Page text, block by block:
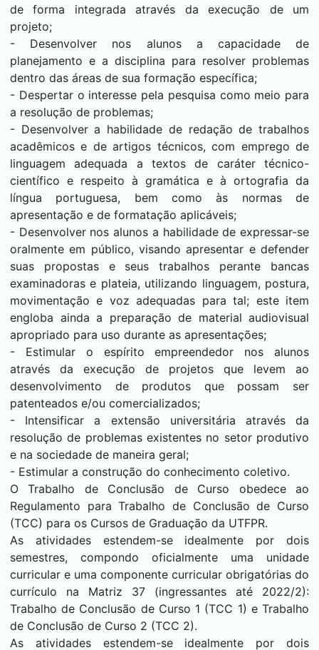
de forma integrada através da execução de um
projeto;
- Desenvolver nos alunos a capacidade de
planejamento e a disciplina para resolver problemas
dentro das áreas de sua formação específica;
- Despertar o interesse pela pesquisa como meio para
a resolução de problemas;
- Desenvolver a habilidade de redação de trabalhos
acadêmicos e de artigos técnicos, com emprego de
linguagem adequada a textos de caráter técnico-
científico e respeito à gramática e à ortografia da
língua portuguesa, bem como às normas de
apresentação e de formatação aplicáveis;
- Desenvolver nos alunos a habilidade de expressar-se
oralmente em público, visando apresentar e defender
suas propostas e seus trabalhos perante bancas
examinadoras e plateia, utilizando linguagem, postura,
movimentação e voz adequadas para tal; este item
engloba ainda a preparação de material audiovisual
apropriado para uso durante as apresentações;
- Estimular o espírito empreendedor nos alunos
através da execução de projetos que levem ao
desenvolvimento de produtos que possam ser
patenteados e/ou comercializados;
- Intensificar a extensão universitária através da
resolução de problemas existentes no setor produtivo
e na sociedade de maneira geral;
- Estimular a construção do conhecimento coletivo.
O Trabalho de Conclusão de Curso obedece ao
Regulamento para Trabalho de Conclusão de Curso
(TCC) para os Cursos de Graduação da UTFPR.
As atividades estendem-se idealmente por dois
semestres, compondo oficialmente uma unidade
curricular e uma componente curricular obrigatórias do
currículo na Matriz 37 (ingressantes até 2022/2):
Trabalho de Conclusão de Curso 1 (TCC 1) e Trabalho
de Conclusão de Curso 2 (TCC 2).
As atividades estendem-se idealmente por dois